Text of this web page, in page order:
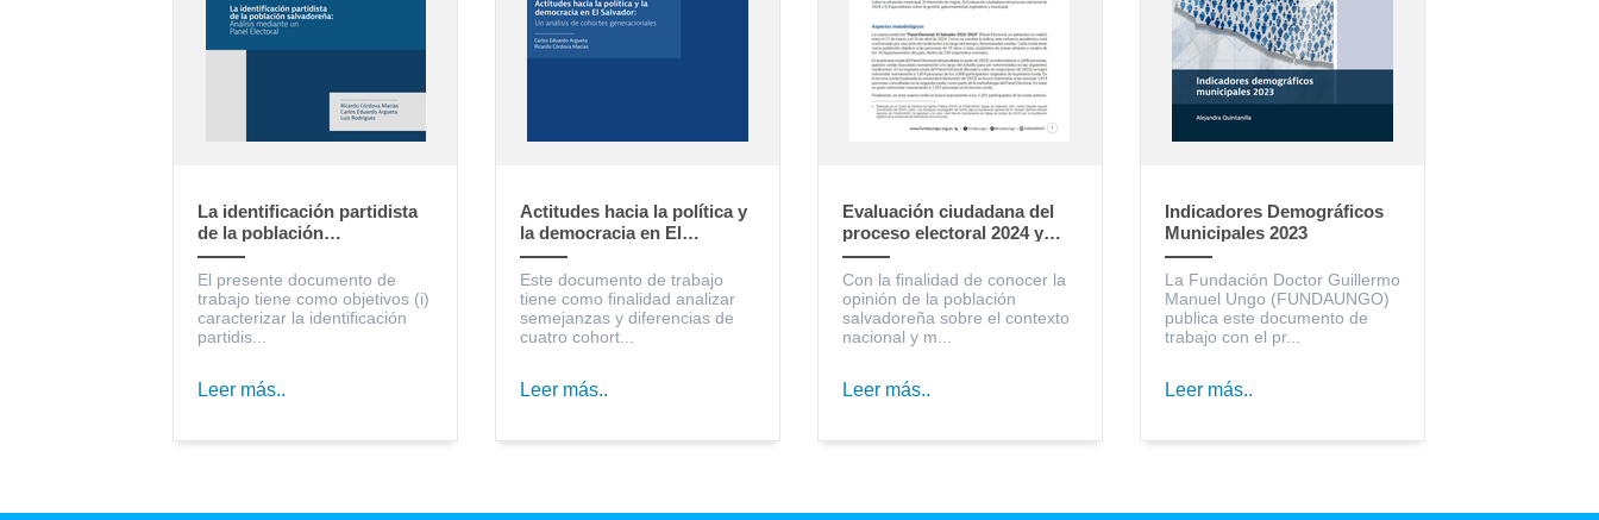
La identificación partidista
de la población
salvadoreña: Análisis
mediante un Panel Electoral
El presente documento de
trabajo tiene como objetivos (i)
caracterizar la identificación
partidis...
Leer más..
Actitudes hacia la política y
la democracia en El
Salvador: un análisis de
cohortes generacionales
Este documento de trabajo
tiene como finalidad analizar
semejanzas y diferencias de
cuatro cohort...
Leer más..
Evaluación ciudadana del
proceso electoral 2024 y
expectativas sobre la
gestión gubernamental,
legislativa y municipal
Con la finalidad de conocer la
opinión de la población
salvadoreña sobre el contexto
nacional y m...
Leer más..
Indicadores Demográficos
Municipales 2023
La Fundación Doctor Guillermo
Manuel Ungo (FUNDAUNGO)
publica este documento de
trabajo con el pr...
Leer más..